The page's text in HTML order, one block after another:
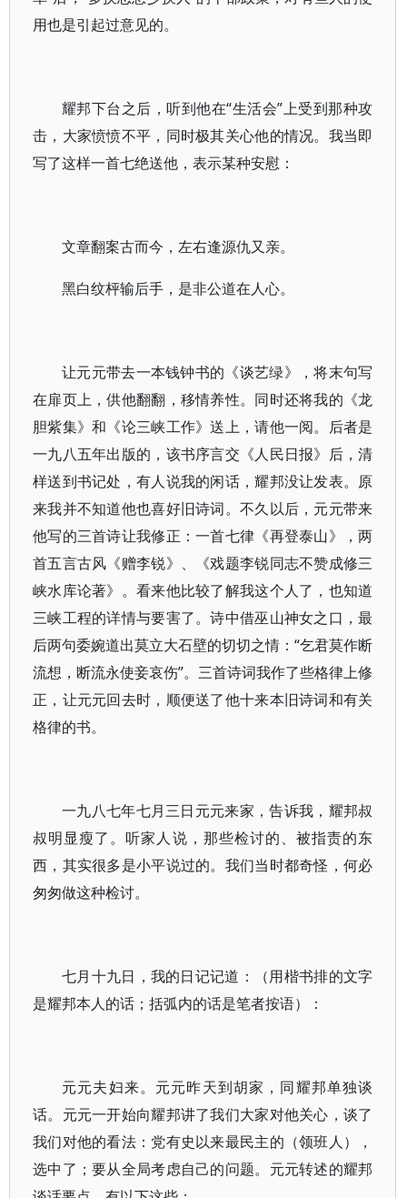
用也是引起过意见的。
耀邦下台之后，听到他在“生活会”上受到那种攻
击，大家愤愤不平，同时极其关心他的情况。我当即
写了这样一首七绝送他，表示某种安慰：
文章翻案古而今，左右逢源仇又亲。
黑白纹枰输后手，是非公道在人心。
让元元带去一本钱钟书的《谈艺绿》，将末句写
在扉页上，供他翻翻，移情养性。同时还将我的《龙
胆紫集》和《论三峡工作》送上，请他一阅。后者是
一九八五年出版的，该书序言交《人民日报》后，清
样送到书记处，有人说我的闲话，耀邦没让发表。原
来我并不知道他也喜好旧诗词。不久以后，元元带来
他写的三首诗让我修正：一首七律《再登泰山》，两
首五言古风《赠李锐》、《戏题李锐同志不赞成修三
峡水库论著》。看来他比较了解我这个人了，也知道
三峡工程的详情与要害了。诗中借巫山神女之口，最
后两句委婉道出莫立大石壁的切切之情：“乞君莫作断
流想，断流永使妾哀伤”。三首诗词我作了些格律上修
正，让元元回去时，顺便送了他十来本旧诗词和有关
格律的书。
一九八七年七月三日元元来家，告诉我，耀邦叔
叔明显瘦了。听家人说，那些检讨的、被指责的东
西，其实很多是小平说过的。我们当时都奇怪，何必
匆匆做这种检讨。
七月十九日，我的日记记道：（用楷书排的文字
是耀邦本人的话；括弧内的话是笔者按语）：
元元夫妇来。元元昨天到胡家，同耀邦单独谈
话。元元一开始向耀邦讲了我们大家对他关心，谈了
我们对他的看法：党有史以来最民主的（领班人），
选中了；要从全局考虑自己的问题。元元转述的耀邦